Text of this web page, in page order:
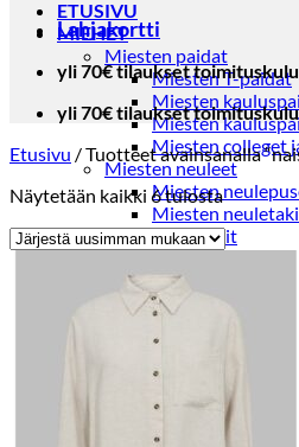
ETUSIVU
MIEHET
Miesten paidat
Miesten T-paidat
Miesten
Miesten
Miesten colleget
Miesten neuleet
Miesten
Miesten
Puvut ja blazerit
Puvut
Puvuntakit ja
Miesten housut
Miesten farkut
Miesten
Miesten shortsit
Miesten asusteet
Vyöt ja olkaimet
Lahjakortti
yli 70€ tilaukset
yli 70€ tilaukset
Etusivu /Tuotteet avainsanalla
Näytetään kaikki 6 tulostaSorted
by
latest